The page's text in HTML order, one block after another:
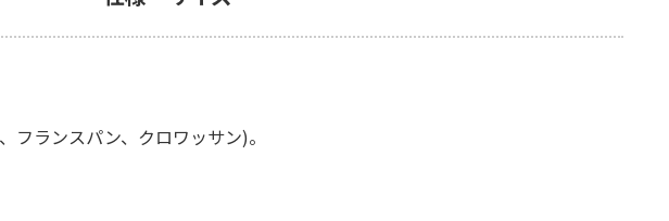
ランスパン、クロワッサン)。